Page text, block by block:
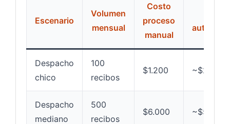
Escenario
Volumen
mensual
Costo
proceso
manual
Despacho
chico
100
recibos
$1.200 ~$25
Despacho
mediano
500
recibos
$6.000 ~$55